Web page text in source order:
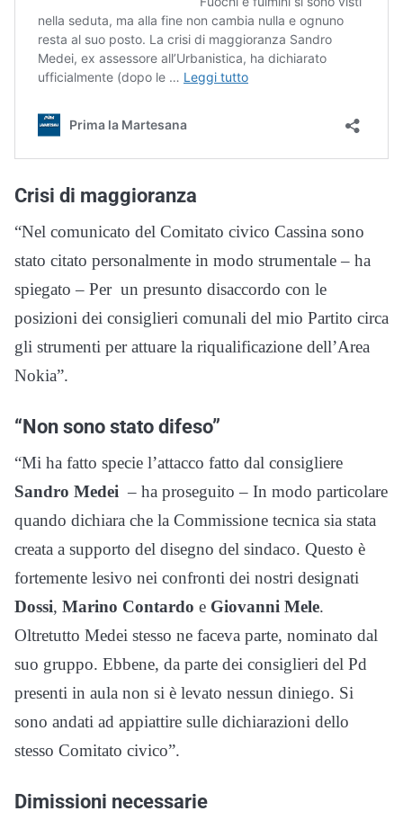
Crisi di maggioranza
“Nel comunicato del Comitato civico Cassina sono
stato citato personalmente in modo strumentale – ha
spiegato – Per un presunto disaccordo con le
posizioni dei consiglieri comunali del mio Partito circa
gli strumenti per attuare la riqualificazione dell’Area
Nokia”.
“Non sono stato difeso”
“Mi ha fatto specie l’attacco fatto dal consigliere
Sandro Medei – ha proseguito – In modo particolare
quando dichiara che la Commissione tecnica sia stata
creata a supporto del disegno del sindaco. Questo è
fortemente lesivo nei confronti dei nostri designati
Dossi, Marino Contardo e Giovanni Mele.
Oltretutto Medei stesso ne faceva parte, nominato dal
suo gruppo. Ebbene, da parte dei consiglieri del Pd
presenti in aula non si è levato nessun diniego. Si
sono andati ad appiattire sulle dichiarazioni dello
stesso Comitato civico”.
Dimissioni necessarie